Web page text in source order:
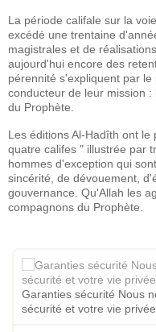
La période califale sur la
excédé une trentaine
magistrales et de
aujourd'hui encore des
pérennité s'expliquent par
conducteur de leur mission
du Prophète.
Les éditions Al-Hadîth ont
quatre califes " illustrée par
hommes d'exception qui
sincérité, de dévouement,
gouvernance. Qu'Allah les
compagnons du Prophète.
Garanties sécurité Nous
sécurité et votre vie privée.